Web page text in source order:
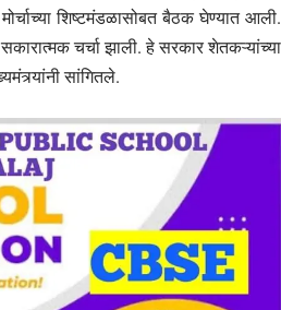
शिष्टमंडळासोबत बैठक घेण्यात आली.
चर्चा झाली. हे सरकार शेतकऱ्यांच्या
सांगितले.